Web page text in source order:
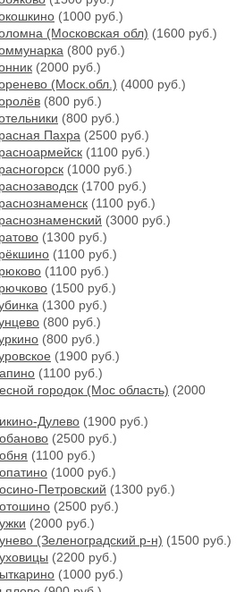
(1000 руб.)
(Московская обл) (1600 руб.)
(800 руб.)
(2000 руб.)
(Моск.обл.) (4000 руб.)
(800 руб.)
(800 руб.)
Пахра (2500 руб.)
(1100 руб.)
(1000 руб.)
(1700 руб.)
(1100 руб.)
(3000 руб.)
(1300 руб.)
(1100 руб.)
(1100 руб.)
(1500 руб.)
(1300 руб.)
(800 руб.)
(800 руб.)
(1900 руб.)
(1100 руб.)
городок (Мос область) (2000
Дулево (1900 руб.)
(2500 руб.)
(1100 руб.)
(1000 руб.)
Петровский (1300 руб.)
(2500 руб.)
(2000 руб.)
(Зеленоградский р-н) (1500 руб.)
(2200 руб.)
(1000 руб.)